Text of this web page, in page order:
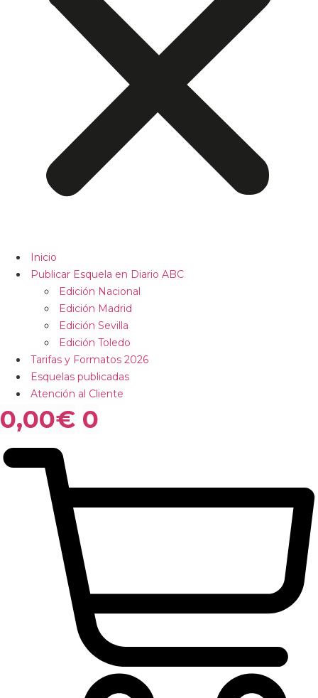
Inicio
Publicar Esquela en Diario ABC
Edición Nacional
Edición Madrid
Edición Sevilla
Edición Toledo
Tarifas y Formatos 2026
Esquelas publicadas
Atención al Cliente
0,00€ 0